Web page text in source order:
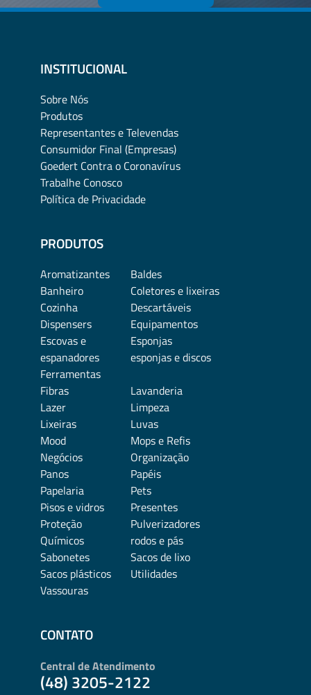
INSTITUCIONAL
Sobre Nós
Produtos
Representantes e Televendas
Consumidor Final (Empresas)
Goedert Contra o Coronavírus
Trabalhe Conosco
Política de Privacidade
PRODUTOS
Aromatizantes
Baldes
Banheiro
Coletores e lixeiras
Cozinha
Descartáveis
Dispensers
Equipamentos
Escovas e
espanadores
Esponjas
esponjas e discos
Ferramentas
Fibras
Lavanderia
Lazer
Limpeza
Lixeiras
Luvas
Mood
Mops e Refis
Negócios
Organização
Panos
Papéis
Papelaria
Pets
Pisos e vidros
Presentes
Proteção
Pulverizadores
Químicos
rodos e pás
Sabonetes
Sacos de lixo
Sacos plásticos
Utilidades
Vassouras
CONTATO
Central de Atendimento
(48) 3205-2122